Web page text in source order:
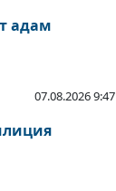
адам
07.08.2026 9:47